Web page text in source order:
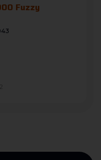
Fuzzy